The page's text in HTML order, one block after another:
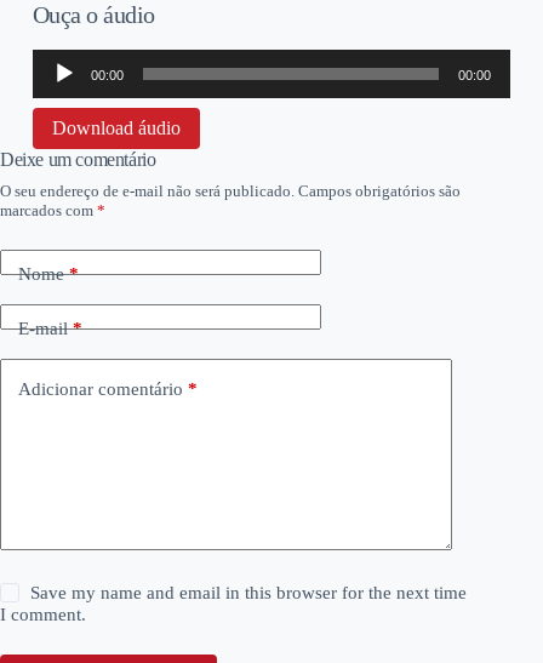
Ouça o áudio
Tocador
áudio
00:00 00:00
Download áudio
Deixe um comentário
O seu endereço de e-mail não será publicado. Campos obrigatórios são
marcados com *
Nome*
E-mail*
Adicionar comentário *
Save my name and email in this browser for the next time
I comment.